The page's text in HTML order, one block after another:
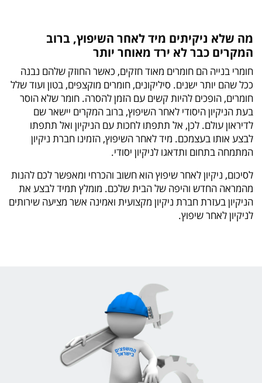
מה שלא ניקיתים מיד לאחר השיפוץ, ברוב
המקרים כבר לא ירד מאוחר יותר
חומרי בנייה הם חומרים מאוד חזקים, כאשר החוזק שלהם נבנה
ככל שהם יותר ישנים. סיליקונים, חומרים מוקצפים, בטון ועוד שלל
חומרים, הופכים להיות קשים עם הזמן להסרה. חומר שלא הוסר
בעת הניקיון היסודי לאחר השיפוץ, ברוב המקרים יישאר שם
לדיראון עולם. לכן, אל תתפתו לחכות עם הניקיון ואל תתפתו
לבצע אותו בעצמכם. מיד לאחר השיפוץ, הזמינו חברת ניקיון
המתמחה בתחום ותדאגו לניקיון יסודי.
לסיכום, ניקיון לאחר שיפוץ הוא חשוב והכרחי ומאפשר לכם להנות
מהמראה החדש והיפה של הבית שלכם. מומלץ תמיד לבצע את
הניקיון בעזרת חברת ניקיון מקצועית ואמינה אשר מציעה שירותים
לניקיון לאחר שיפוץ.